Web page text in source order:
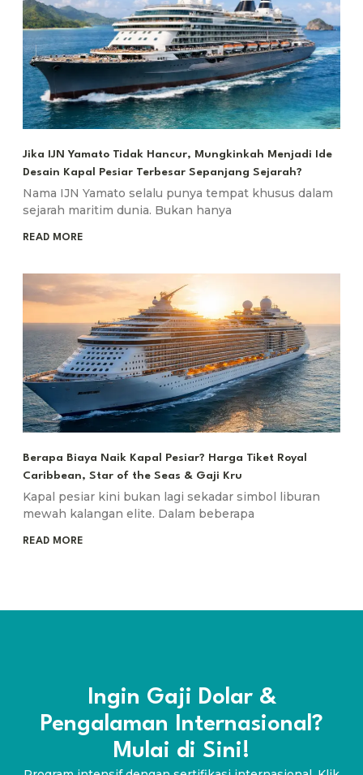
Jika IJN Yamato Tidak Hancur, Mungkinkah Menjadi Ide
Desain Kapal Pesiar Terbesar Sepanjang Sejarah?
Nama IJN Yamato selalu punya tempat khusus dalam
sejarah maritim dunia. Bukan hanya
READ MORE
Berapa Biaya Naik Kapal Pesiar? Harga Tiket Royal
Caribbean, Star of the Seas & Gaji Kru
Kapal pesiar kini bukan lagi sekadar simbol liburan
mewah kalangan elite. Dalam beberapa
READ MORE
Ingin Gaji Dolar &
Pengalaman Internasional?
Mulai di Sini!